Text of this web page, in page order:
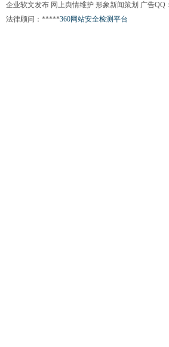
企业软文发布 网上舆情维护 形象新闻策划 广告
法律顾问：*****360网站安全检测平台